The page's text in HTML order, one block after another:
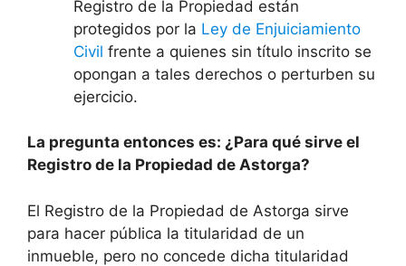
Registro de la Propiedad están
protegidos por la Ley de Enjuiciamiento
Civil frente a quienes sin título inscrito se
opongan a tales derechos o perturben su
ejercicio.
La pregunta entonces es: ¿Para qué sirve el
Registro de la Propiedad de Astorga?
El Registro de la Propiedad de Astorga sirve
para hacer pública la titularidad de un
inmueble, pero no concede dicha titularidad